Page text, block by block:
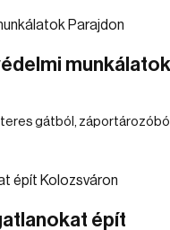
munkálatok
gátból,
épít